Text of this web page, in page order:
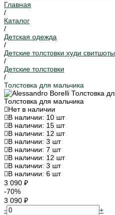
Главная
/
Каталог
/
Детская одежда
/
Детские толстовки худи свитшоты
/
Детские толстовки
/
Толстовка для мальчика
Толстовка для мальчика
Нет в наличии
В наличии: 10 шт
В наличии: 15 шт
В наличии: 12 шт
В наличии: 3 шт
В наличии: 7 шт
В наличии: 12 шт
В наличии: 3 шт
В наличии: 6 шт
3 090 ₽
-70%
3 090 ₽
-
+